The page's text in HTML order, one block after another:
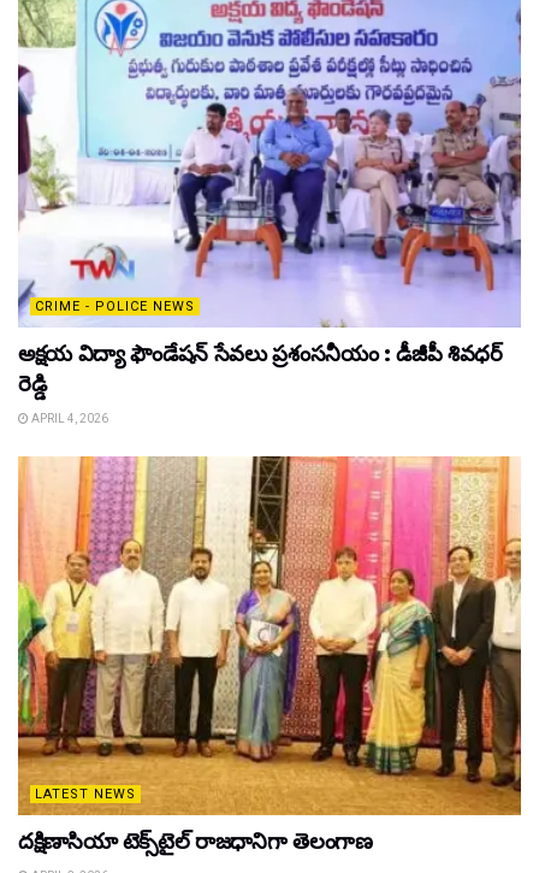
CRIME - POLICE NEWS
అక్షయ విద్యా ఫౌండేషన్ సేవలు ప్రశంసనీయం : డీజీపీ శివధర్
రెడ్డి
APRIL 4, 2026
LATEST NEWS
దక్షిణాసియా టెక్స్‌టైల్ రాజధానిగా తెలంగాణ